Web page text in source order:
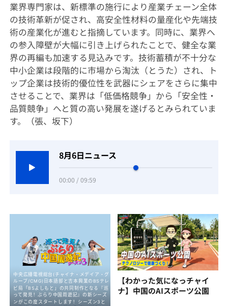
業界専門家は、新標準の施行により産業チェーン全体
の技術革新が促され、高安全性材料の量産化や先端技
術の産業化が進むと指摘しています。同時に、業界へ
の参入障壁が大幅に引き上げられたことで、健全な業
界の再編も加速する見込みです。技術蓄積が不十分な
中小企業は段階的に市場から淘汰（とうた）され、ト
ップ企業は技術的優位性を武器にシェアをさらに集中
させることで、業界は「低価格競争」から「安全性・
品質競争」へと質の高い発展を遂げるとみられていま
す。（張、坂下）
8月6日ニュース
00:00 / 09:59
【わかった気になっチャイ
ナ】中国のAIスポーツ公園